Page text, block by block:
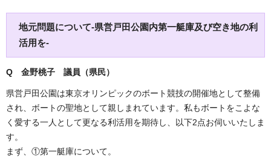
地元問題について-県営戸田公園内第一艇庫及び空き地の利
活用を-
Q 金野桃子 議員（県民）
県営戸田公園は東京オリンピックのボート競技の開催地として整備
され、ボートの聖地として親しまれています。私もボートをこよな
く愛する一人として更なる利活用を期待し、以下2点お伺いいたしま
す。
まず、①第一艇庫について。